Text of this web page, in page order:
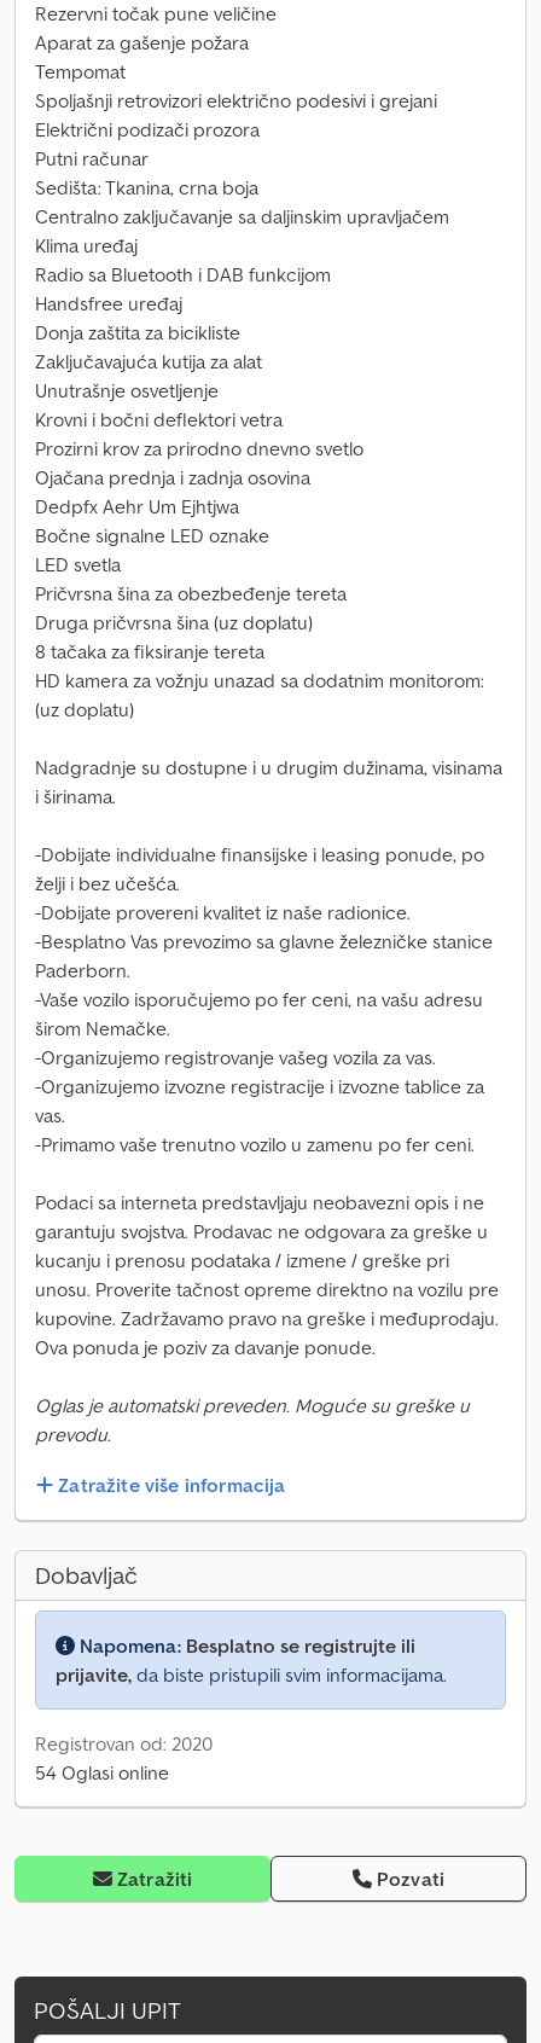
Rezervni točak pune veličine
Aparat za gašenje požara
Tempomat
Spoljašnji retrovizori električno podesivi i grejani
Električni podizači prozora
Putni računar
Sedišta: Tkanina, crna boja
Centralno zaključavanje sa daljinskim upravljačem
Klima uređaj
Radio sa Bluetooth i DAB funkcijom
Handsfree uređaj
Donja zaštita za bicikliste
Zaključavajuća kutija za alat
Unutrašnje osvetljenje
Krovni i bočni deflektori vetra
Prozirni krov za prirodno dnevno svetlo
Ojačana prednja i zadnja osovina
Dedpfx Aehr Um Ejhtjwa
Bočne signalne LED oznake
LED svetla
Pričvrsna šina za obezbeđenje tereta
Druga pričvrsna šina (uz doplatu)
8 tačaka za fiksiranje tereta
HD kamera za vožnju unazad sa dodatnim monitorom:
(uz doplatu)
Nadgradnje su dostupne i u drugim dužinama, visinama
i širinama.
-Dobijate individualne finansijske i leasing ponude, po
želji i bez učešća.
-Dobijate provereni kvalitet iz naše radionice.
-Besplatno Vas prevozimo sa glavne železničke stanice
Paderborn.
-Vaše vozilo isporučujemo po fer ceni, na vašu adresu
širom Nemačke.
-Organizujemo registrovanje vašeg vozila za vas.
-Organizujemo izvozne registracije i izvozne tablice za
vas.
-Primamo vaše trenutno vozilo u zamenu po fer ceni.
Podaci sa interneta predstavljaju neobavezni opis i ne
garantuju svojstva. Prodavac ne odgovara za greške u
kucanju i prenosu podataka / izmene / greške pri
unosu. Proverite tačnost opreme direktno na vozilu pre
kupovine. Zadržavamo pravo na greške i međuprodaju.
Ova ponuda je poziv za davanje ponude.
Oglas je automatski preveden. Moguće su greške u
prevodu.
Zatražite više informacija
Dobavljač
Napomena: Besplatno se registrujte ili
prijavite, da biste pristupili svim informacijama.
Registrovan od: 2020
54 Oglasi online
Zatražiti Pozvati
POŠALJI UPIT